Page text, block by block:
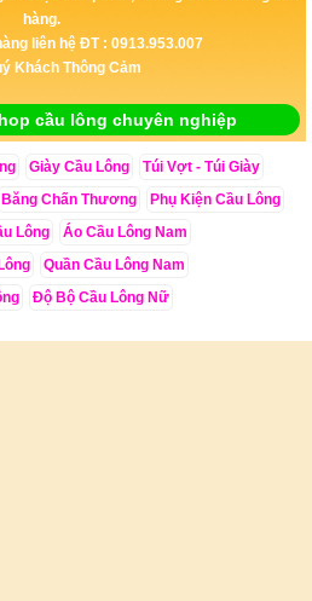
hàng.
liên hệ ĐT : 0913.953.007
Khách Thông Cảm
cầu lông chuyên nghiệp
Giày Cầu Lông
Túi Vợt - Túi Giày
Băng Chấn Thương
Phụ Kiện Cầu Lông
Lông
Áo Cầu Lông Nam
Quần Cầu Lông Nam
Độ Bộ Cầu Lông Nữ